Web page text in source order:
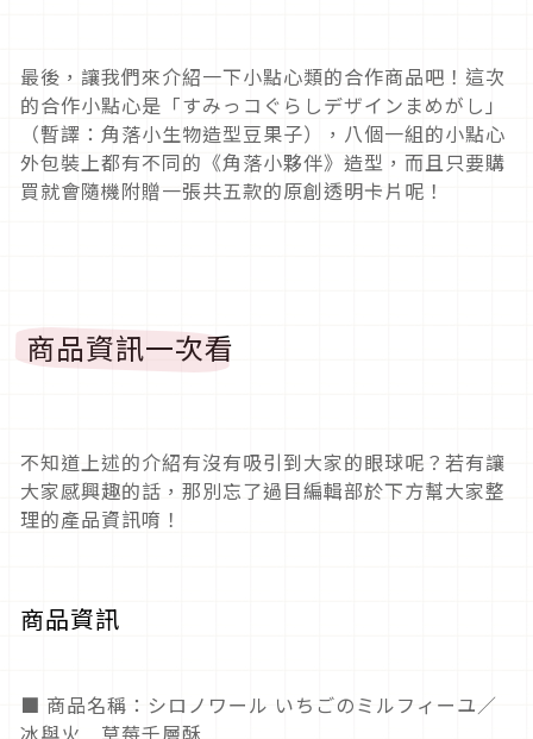
最後，讓我們來介紹一下小點心類的合作商品吧！這次
的合作小點心是「すみっコぐらしデザインまめがし」
（暫譯：角落小生物造型豆果子），八個一組的小點心
外包裝上都有不同的《角落小夥伴》造型，而且只要購
買就會隨機附贈一張共五款的原創透明卡片呢！
商品資訊一次看
不知道上述的介紹有沒有吸引到大家的眼球呢？若有讓
大家感興趣的話，那別忘了過目編輯部於下方幫大家整
理的產品資訊唷！
商品資訊
■ 商品名稱：シロノワール いちごのミルフィーユ／
冰與火 草莓千層酥